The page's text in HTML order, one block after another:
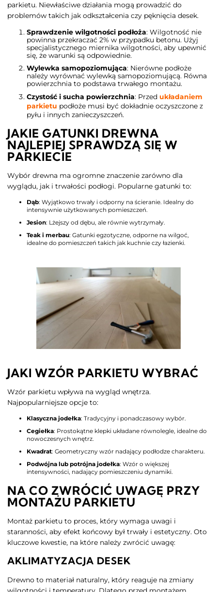
parkietu. Niewłaściwe działania mogą prowadzić do
problemów takich jak odkształcenia czy pęknięcia desek.
Sprawdzenie wilgotności podłoża: Wilgotność nie
powinna przekraczać 2% w przypadku betonu. Użyj
specjalistycznego miernika wilgotności, aby upewnić
się, że warunki są odpowiednie.
Wylewka samopoziomująca: Nierówne podłoże
należy wyrównać wylewką samopoziomującą. Równa
powierzchnia to podstawa trwałego montażu.
Czystość i sucha powierzchnia: Przed układaniem
parkietu podłoże musi być dokładnie oczyszczone z
pyłu i innych zanieczyszczeń.
JAKIE GATUNKI DREWNA
NAJLEPIEJ SPRAWDZĄ SIĘ W
PARKIECIE
Wybór drewna ma ogromne znaczenie zarówno dla
wyglądu, jak i trwałości podłogi. Popularne gatunki to:
Dąb: Wyjątkowo trwały i odporny na ścieranie. Idealny do
intensywnie użytkowanych pomieszczeń.
Jesion: Lżejszy od dębu, ale równie wytrzymały.
Teak i merbau: Gatunki egzotyczne, odporne na wilgoć,
idealne do pomieszczeń takich jak kuchnie czy łazienki.
JAKI WZÓR PARKIETU WYBRAĆ
Wzór parkietu wpływa na wygląd wnętrza.
Najpopularniejsze opcje to:
Klasyczna jodełka: Tradycyjny i ponadczasowy wybór.
Cegiełka: Prostokątne klepki układane równolegle, idealne do
nowoczesnych wnętrz.
Kwadrat: Geometryczny wzór nadający podłodze charakteru.
Podwójna lub potrójna jodełka: Wzór o większej
intensywności, nadający pomieszczeniu dynamiki.
NA CO ZWRÓCIĆ UWAGĘ PRZY
MONTAŻU PARKIETU
Montaż parkietu to proces, który wymaga uwagi i
staranności, aby efekt końcowy był trwały i estetyczny. Oto
kluczowe kwestie, na które należy zwrócić uwagę:
AKLIMATYZACJA DESEK
Drewno to materiał naturalny, który reaguje na zmiany